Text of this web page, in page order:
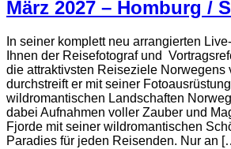
März 2027 – Homburg /
In seiner komplett neu arrangierten
Ihnen der Reisefotograf und
die attraktivsten Reiseziele Norwegens
durchstreift er mit seiner
wildromantischen Landschaften
dabei Aufnahmen voller Zauber und
Fjorde mit seiner wildromantischen
Paradies für jeden Reisenden. Nur an